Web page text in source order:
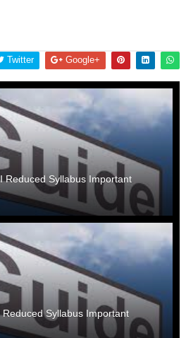
Twitter Google+
Reduced Syllabus Important
Syllabus Important